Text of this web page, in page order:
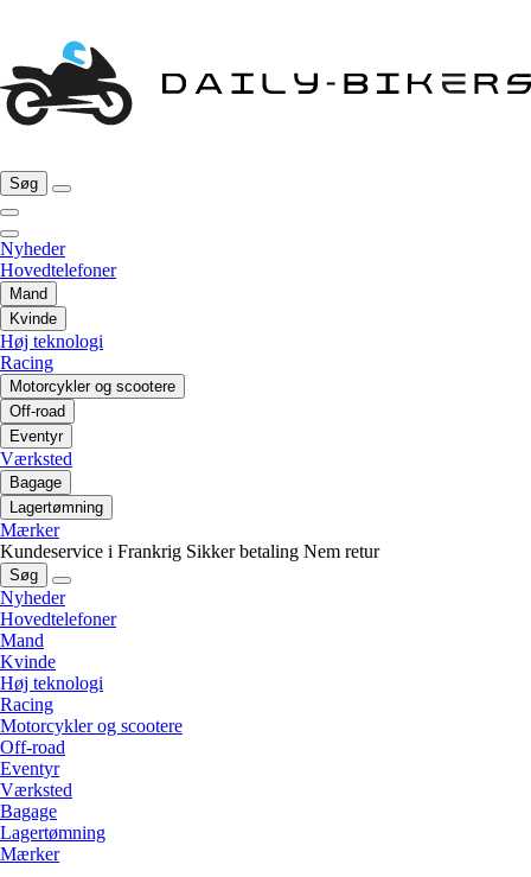
Søg
Nyheder
Hovedtelefoner
Mand
Kvinde
Høj teknologi
Racing
Motorcykler og scootere
Off-road
Eventyr
Værksted
Bagage
Lagertømning
Mærker
Kundeservice i Frankrig Sikker betaling Nem retur
Søg
Nyheder
Hovedtelefoner
Mand
Kvinde
Høj teknologi
Racing
Motorcykler og scootere
Off-road
Eventyr
Værksted
Bagage
Lagertømning
Mærker